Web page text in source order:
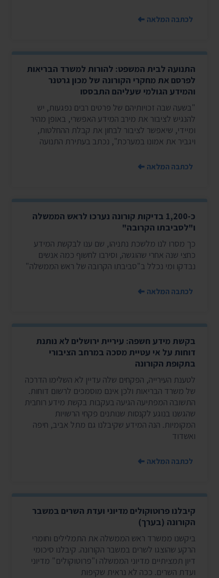
לכתבה המלאה
התנועה לבית המשפט: להורות למשרד הבריאות
לפרסם את מחקרי הקורונה של מכון גרטנר
והמידע הגולמי שעליהם התבססו
"בשעה שבה זכויותיהם של פרטים רבים נפגעות, יש
להנגיש לציבור את מירב המידע האפשרי, באופן מהיר
ומיידי, שיאפשר לציבור לבחון את קבלת ההחלטות,
ויגביר את אמונו במערכת", נכתב בעתירת התנועה
לכתבה המלאה
כ-1,200 בדיקות קורונה נערכו לראש הממשלה
ו"לסביבתו הקרובה"
כך מסרו לנו מלשכת נתניהו, שם ענו לבקשת המידע
כחצי שנה אחרי שהוגשה, וסירבו לחשוף כמה אנשים
נבדקו ומי נכלל ב"סביבתו הקרובה של ראש הממשלה"
לכתבה המלאה
בקשת מידע חשפה: עיריית ירושלים לא נותנת
דוחות על אי עטיית מסכה במרחב הציבורי
בתקופת הקורונה
לטענת העירייה, הפקחים שלה עדיין לא השלימו הדרכה
של משרד הבריאות ולכן אינם מוסמכים לרשום דוחות.
התשובה המפתיעה הגיעה בעקבות בקשת מידע רוחבית
שהגשנו בנוגע לקנסות שנותנים פקחי הרשויות
המקומיות. הנה המידע שקיבלנו גם מתל אביב, חיפה
ואשדוד
לכתבה המלאה
קיבלנו פרוטוקולים מדיוני ועדת השרים במשבר
הקורונה (בערך)
ביקשנו ממשרד ראש הממשלה את התמלילים וחומרי
הרקע שהוצגו לשרים במשבר הקורונה. קיבלנו סיכומי
דיון תמציתיים מדיוני הממשלה ו"פרוטוקולים" מדיוני
ועדת השרים. ככה לא נראית שקיפות